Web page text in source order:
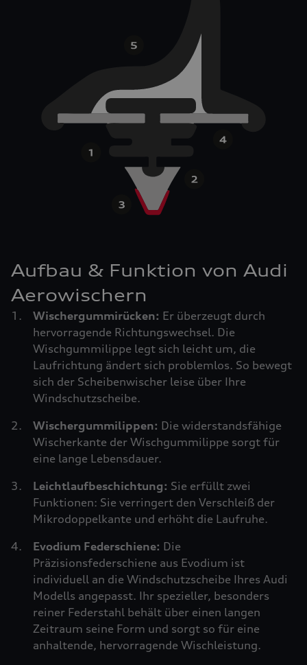
Aufbau & Funktion von Audi
Aerowischern
Wischergummirücken: Er überzeugt durch
hervorragende Richtungswechsel. Die
Wischgummilippe legt sich leicht um, die
Laufrichtung ändert sich problemlos. So bewegt
sich der Scheibenwischer leise über Ihre
Windschutzscheibe.
Wischergummilippen: Die widerstandsfähige
Wischerkante der Wischgummilippe sorgt für
eine lange Lebensdauer.
Leichtlaufbeschichtung: Sie erfüllt zwei
Funktionen: Sie verringert den Verschleiß der
Mikrodoppelkante und erhöht die Laufruhe.
Evodium Federschiene: Die
Präzisionsfederschiene aus Evodium ist
individuell an die Windschutzscheibe Ihres Audi
Modells angepasst. Ihr spezieller, besonders
reiner Federstahl behält über einen langen
Zeitraum seine Form und sorgt so für eine
anhaltende, hervorragende Wischleistung.